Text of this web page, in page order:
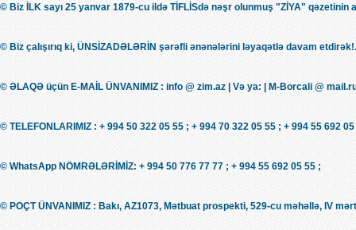
© Biz İLK sayı 25 yanvar 1879-cu ildə TİFLİSdə nəşr olunmuş "ZİYA" qəzetinin
© Biz çalışırıq ki, ÜNSİZADƏLƏRİN şərəfli ənənələrini ləyaqətlə davam
© ƏLAQƏ üçün E-MAİL ÜNVANIMIZ : info @ zim.az | Və ya: | M-Borcali @
© TELEFONLARIMIZ : + 994 50 322 05 55 ; + 994 70 322 05 55 ; + 994 55 692
© WhatsApp NÖMRƏLƏRİMİZ: + 994 50 776 77 77 ; + 994 55 692 05 55 ;
© POÇT ÜNVANIMIZ : Bakı, AZ1073, Mətbuat prospekti, 529-cu məhəllə, IV